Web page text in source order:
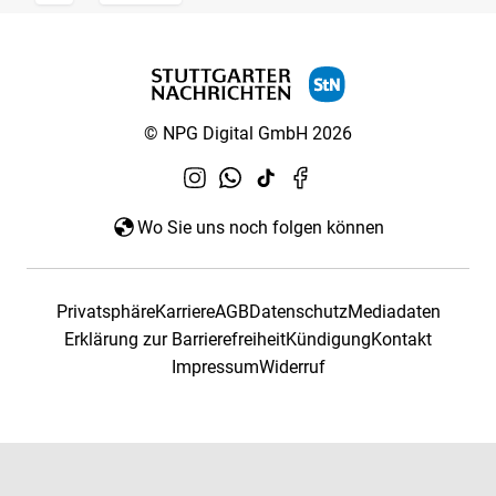
© NPG Digital GmbH 2026
Wo Sie uns noch folgen können
PrivatsphäreKarriereAGBDatenschutzMediadaten
Erklärung zur BarrierefreiheitKündigungKontakt
ImpressumWiderruf